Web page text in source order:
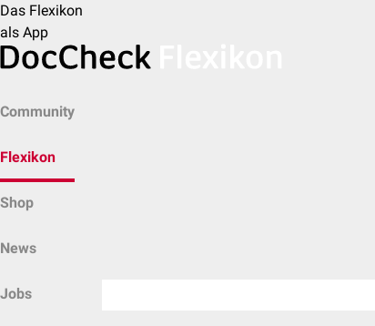
Das Flexikon
als App
Community
Flexikon
Shop
News
Jobs